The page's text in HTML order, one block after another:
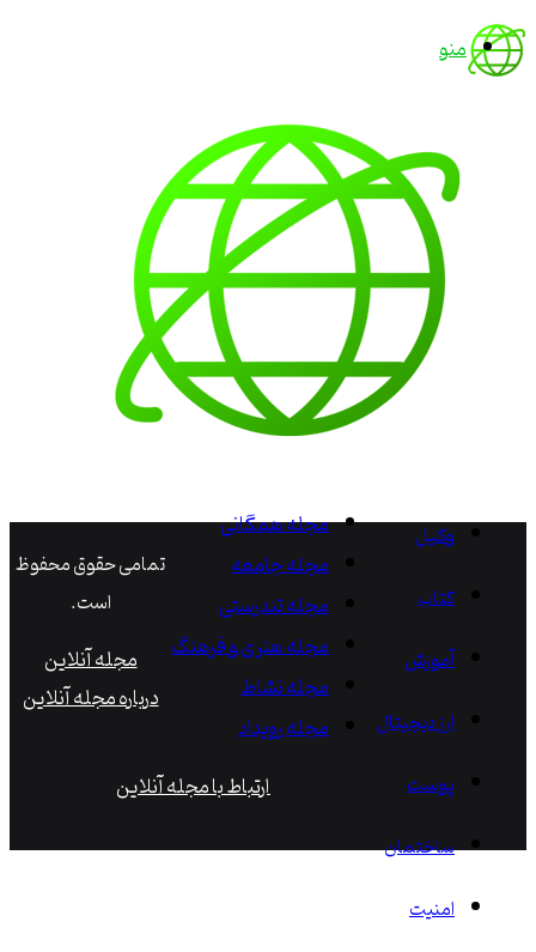
منو
وکیل
کتاب
آموزش
ارز دیجیتال
پوست
ساختمان
امنیت
مجله همگانی
مجله جامعه
مجله تندرستی
مجله هنری و فرهنگ
مجله نشاط
مجله رویداد
تمامی حقوق محفوظ
است.
مجله آنلاین
درباره مجله آنلاین
ارتباط با مجله آنلاین